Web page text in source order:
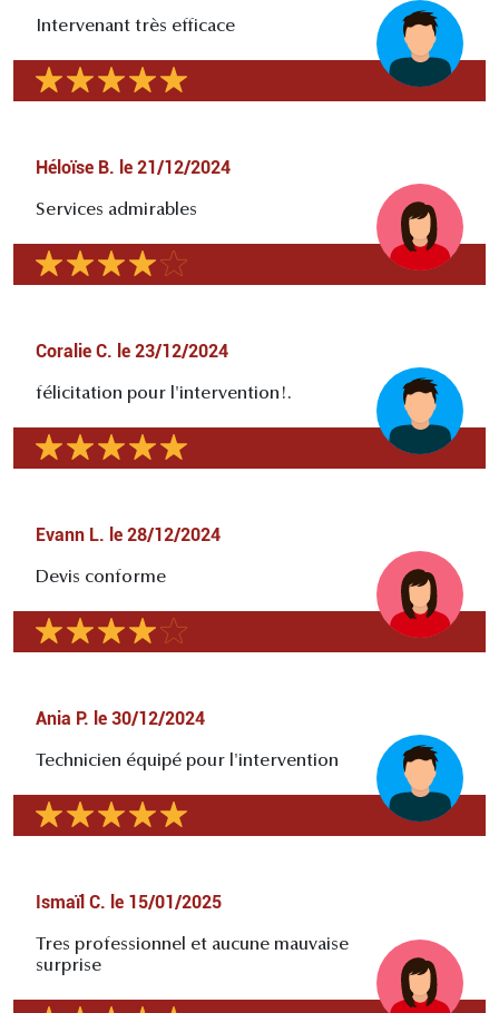
Intervenant très efficace
Héloïse B. le 21/12/2024
Services admirables
Coralie C. le 23/12/2024
félicitation pour l'intervention!.
Evann L. le 28/12/2024
Devis conforme
Ania P. le 30/12/2024
Technicien équipé pour l'intervention
Ismaïl C. le 15/01/2025
Tres professionnel et aucune mauvaise
surprise